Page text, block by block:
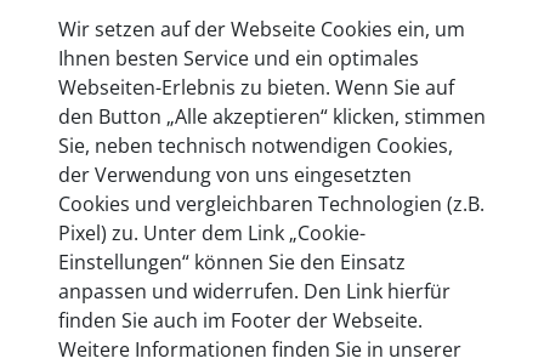
entwickeln wir unsere Produkte am Standort in
Berlin laufend weiter. Auf diese Qualität vertrauen
heute mehr als 60.000 Privatkunden und
Unternehmen.
Technische Details &
Lieferumfang
Wir setzen auf der Webseite Cookies ein, um
Ihnen besten Service und ein optimales
Webseiten-Erlebnis zu bieten. Wenn Sie auf
den Button „Alle akzeptieren“ klicken, stimmen
Sie, neben technisch notwendigen Cookies,
der Verwendung von uns eingesetzten
Cookies und vergleichbaren Technologien (z.B.
Pixel) zu. Unter dem Link „Cookie-
Einstellungen“ können Sie den Einsatz
anpassen und widerrufen. Den Link hierfür
finden Sie auch im Footer der Webseite.
Weitere Informationen finden Sie in unserer